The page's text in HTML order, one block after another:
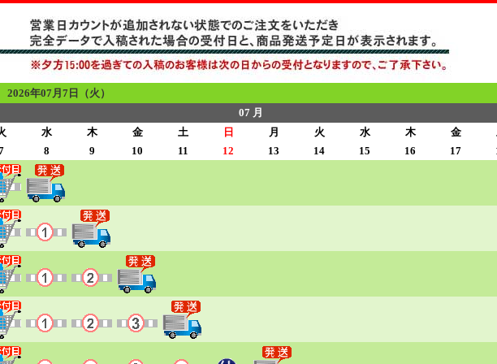
年07月7日（火）
07 月
水 木 金 土 日 月 火 水 木 金
8 9 10 11 12 13 14 15 16 17